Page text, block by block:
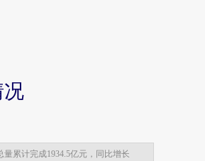
况
累计完成1934.5亿元，同比增长